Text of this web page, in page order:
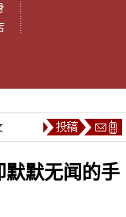
默默无闻的手